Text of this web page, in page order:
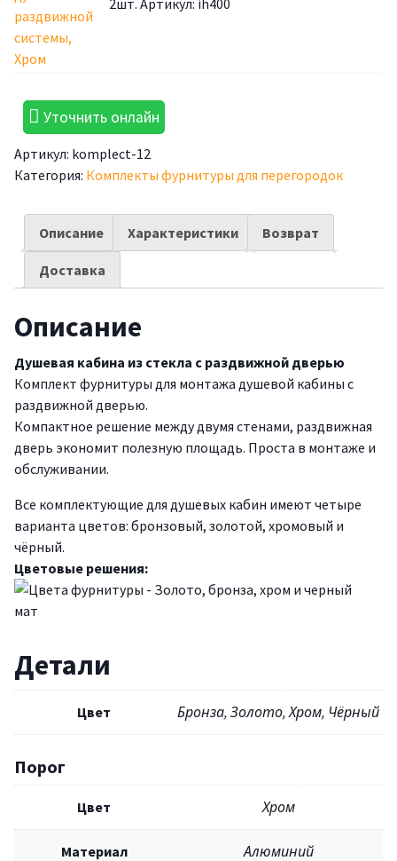
Уточнить онлайн
Артикул: komplect-12
Категория: Комплекты фурнитуры для перегородок
Описание Характеристики Возврат
Доставка
Описание
Душевая кабина из стекла с раздвижной дверью
Комплект фурнитуры для монтажа душевой кабины с
раздвижной дверью.
Компактное решение между двумя стенами, раздвижная
дверь экономит полезную площадь. Проста в монтаже и
обслуживании.
Все комплектующие для душевых кабин имеют четыре
варианта цветов: бронзовый, золотой, хромовый и
чёрный.
Цветовые решения:
Детали
Цвет Бронза, Золото, Хром, Чёрный
Порог
Цвет Хром
Материал Алюминий